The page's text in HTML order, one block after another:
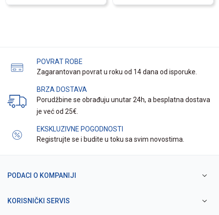
POVRAT ROBE
Zagarantovan povrat u roku od 14 dana od isporuke.
BRZA DOSTAVA
Porudžbine se obrađuju unutar 24h, a besplatna dostava
je već od 25€.
EKSKLUZIVNE POGODNOSTI
Registrujte se i budite u toku sa svim novostima.
PODACI O KOMPANIJI
KORISNIČKI SERVIS